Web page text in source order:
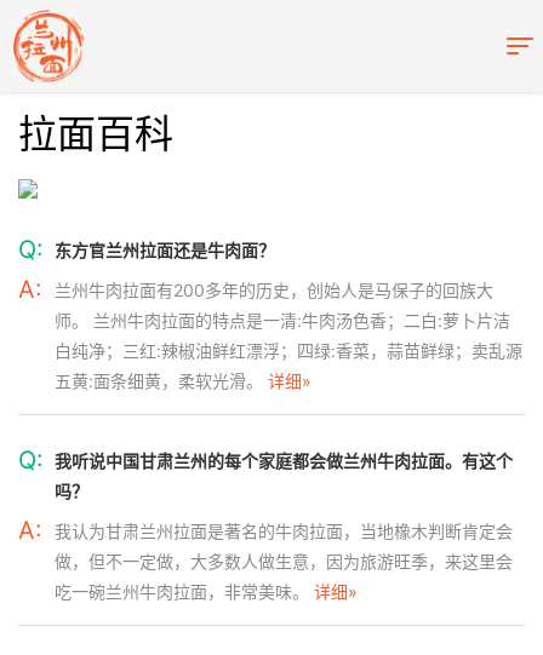
拉面百科
Q: 东方官兰州拉面还是牛肉面？
A:
兰州牛肉拉面有200多年的历史，创始人是马保子的回族大
师。 兰州牛肉拉面的特点是一清:牛肉汤色香；二白:萝卜片洁
白纯净；三红:辣椒油鲜红漂浮；四绿:香菜，蒜苗鲜绿；卖乱源
五黄:面条细黄，柔软光滑。 详细»
Q:
我听说中国甘肃兰州的每个家庭都会做兰州牛肉拉面。有这个
吗？
A:
我认为甘肃兰州拉面是著名的牛肉拉面，当地橡木判断肯定会
做，但不一定做，大多数人做生意，因为旅游旺季，来这里会
吃一碗兰州牛肉拉面，非常美味。 详细»